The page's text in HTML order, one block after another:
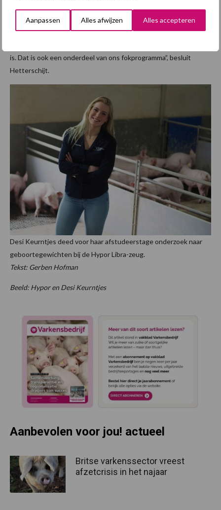
Aanpassen Alles afwijzen Alles accepteren
anderhalve kilo uit het oog te verliezen. De anderhalve kilo is
gewoon nodig om genoeg levensvatbare biggen te produceren.
is. Dat is ook een onderdeel van ons fokprogramma”, besluit
Hetterschijt.
Desi Keurntjes deed voor haar afstudeerstage onderzoek naar
geboortegewichten bij de Hypor Libra-zeug.
Tekst: Gerben Hofman
Beeld: Hypor en Desi Keurntjes
Aanbevolen voor jou! actueel
Britse varkenssector vreest
afzetcrisis in het najaar